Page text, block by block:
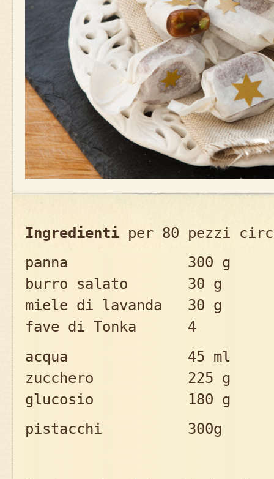
Ingredienti per 80 pezzi
panna 300 g
burro salato 30 g
miele di lavanda 30 g
fave di Tonka 4
acqua 45 ml
zucchero 225 g
glucosio 180 g
pistacchi 300g